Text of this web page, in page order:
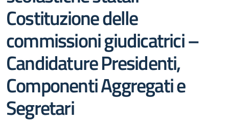
Costituzione delle
commissioni giudicatrici –
Candidature Presidenti,
Componenti Aggregati e
Segretari